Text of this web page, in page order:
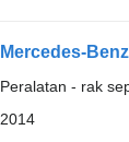
Mercedes-
Peralatan - rak
2014